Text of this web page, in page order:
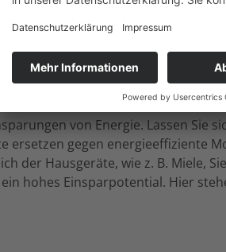
Elektro-Montage
von Energie. Lassen Sie
ersetzen gegen energieeffiziente
der Hausgeräte, wie z. B. Miele,
hohes Einsparpotential. Hier